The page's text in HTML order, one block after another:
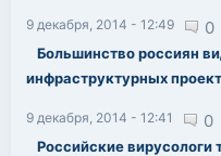
9 декабря, 2014 - 12:49 0
Большинство россиян
инфраструктурных
9 декабря, 2014 - 12:41 0
Российские вирусологи